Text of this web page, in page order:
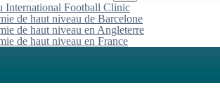
International Football Clinic
de haut niveau de Barcelone
de haut niveau en Angleterre
de haut niveau en France